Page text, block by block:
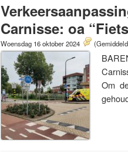
Carnisse: oa
Woensdag 16 oktober 2024
Om